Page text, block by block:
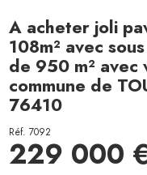
A acheter joli
108m² avec
de 950 m²
commune de
76410
Réf. 7092
229 000 €